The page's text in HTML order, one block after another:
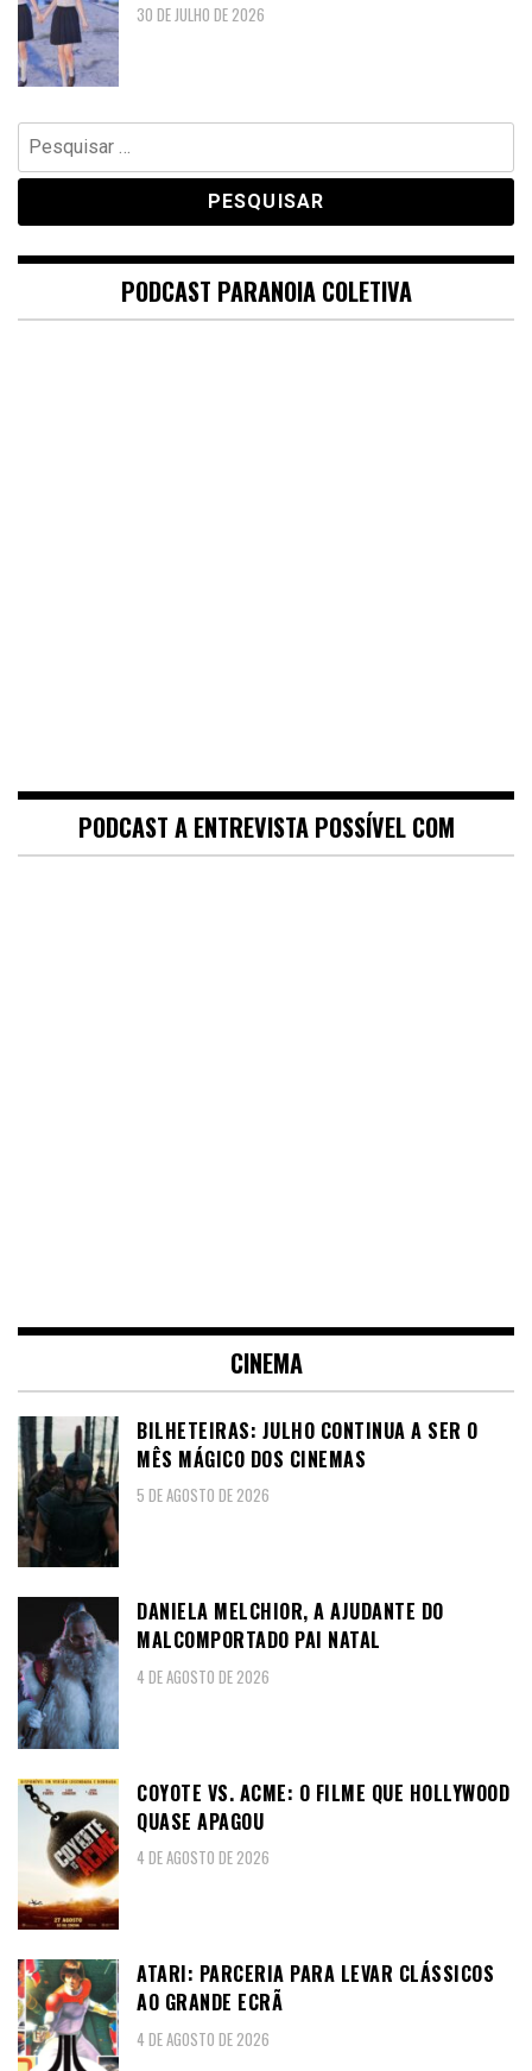
30 DE JULHO DE 2026
Pesquisar
por:
PODCAST PARANOIA COLETIVA
PODCAST A ENTREVISTA POSSÍVEL COM
CINEMA
BILHETEIRAS: JULHO CONTINUA A SER O
MÊS MÁGICO DOS CINEMAS
5 DE AGOSTO DE 2026
DANIELA MELCHIOR, A AJUDANTE DO
MALCOMPORTADO PAI NATAL
4 DE AGOSTO DE 2026
COYOTE VS. ACME: O FILME QUE HOLLYWOOD
QUASE APAGOU
4 DE AGOSTO DE 2026
ATARI: PARCERIA PARA LEVAR CLÁSSICOS
AO GRANDE ECRÃ
4 DE AGOSTO DE 2026